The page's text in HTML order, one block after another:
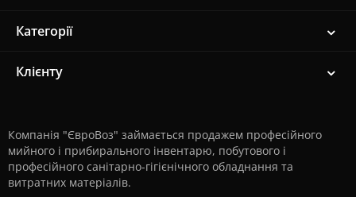
Категорії
Клієнту
Компанія "ЄвроВоз" займається продажем професійного
мийного і прибирального інвентарю, побутового і
професійного санітарно-гігієнічного обладнання та
витратних матеріалів.